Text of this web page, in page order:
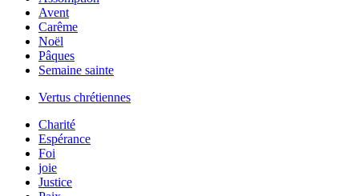
Avent
Carême
Noël
Pâques
Semaine sainte
Vertus chrétiennes
Charité
Espérance
Foi
joie
Justice